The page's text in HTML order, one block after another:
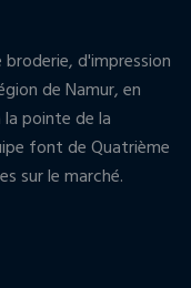
d'impression
de Namur, en
pointe de la
font de Quatrième
sur le marché.